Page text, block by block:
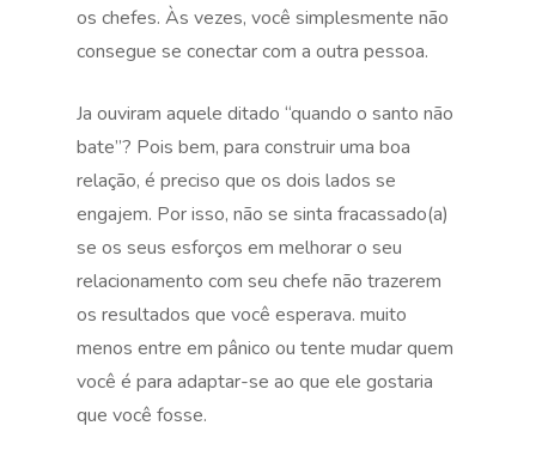
os chefes. Às vezes, você simplesmente não
consegue se conectar com a outra pessoa.
Ja ouviram aquele ditado “quando o santo não
bate”? Pois bem, para construir uma boa
relação, é preciso que os dois lados se
engajem. Por isso, não se sinta fracassado(a)
se os seus esforços em melhorar o seu
relacionamento com seu chefe não trazerem
os resultados que você esperava. muito
menos entre em pânico ou tente mudar quem
você é para adaptar-se ao que ele gostaria
que você fosse.